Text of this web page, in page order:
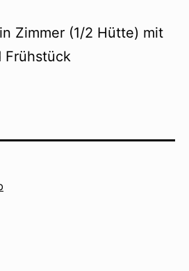
Zimmer (1/2 Hütte) mit
Frühstück